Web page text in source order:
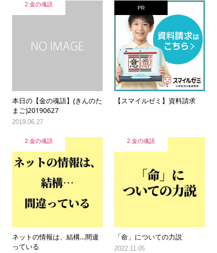
2.金の魂語
本日の【金の魂語】(きんのた
まご)20190627
2019.06.27
PR
【スマイルゼミ】資料請求
2.金の魂語
ネットの情報は、結構…間違
っている
2.金の魂語
「命」についての力説
2022.11.05